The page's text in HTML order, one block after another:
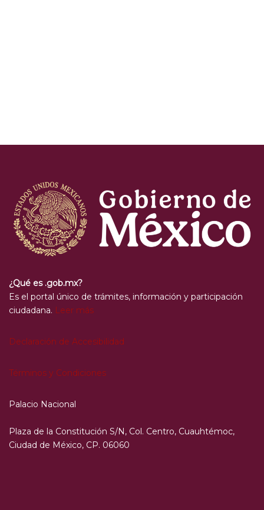
¿Qué es .gob.mx?
Es el portal único de trámites, información y participación
ciudadana. Leer más
Declaración de Accesibilidad
Términos y Condiciones
Palacio Nacional
Plaza de la Constitución S/N, Col. Centro, Cuauhtémoc,
Ciudad de México, CP. 06060